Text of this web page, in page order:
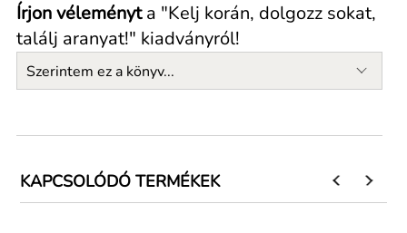
Írjon véleményta "Kelj korán, dolgozz sokat,
találj aranyat!" kiadványról!
Szerintem ez a könyv...
KAPCSOLÓDÓ TERMÉKEK